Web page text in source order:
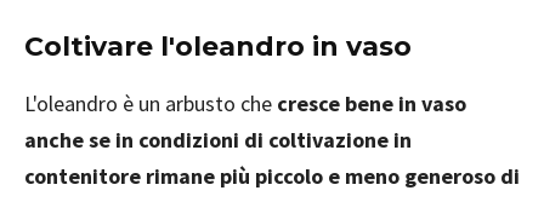
Coltivare l'oleandro in vaso
L'oleandro è un arbusto che cresce bene in vaso
anche se in condizioni di coltivazione in
contenitore rimane più piccolo e meno generoso di